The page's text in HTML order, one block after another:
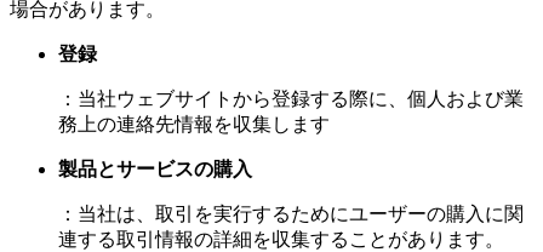
場合があります。
登録
：当社ウェブサイトから登録する際に、個人および業
務上の連絡先情報を収集します
製品とサービスの購入
：当社は、取引を実行するためにユーザーの購入に関
連する取引情報の詳細を収集することがあります。